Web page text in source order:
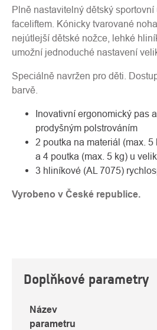
Plně nastavitelný dětský
faceliftem. Kónicky tvarované
nejútlejší dětské nožce, lehké
umožní jednoduché nastavení
Speciálně navržen pro děti.
barvě.
Inovativní ergonomický pas
prodyšným polstrováním
2 poutka na materiál (max.
a 4 poutka (max. 5 kg) u
3 hliníkové (AL 7075)
Vyrobeno v České republice.
Doplňkové parametry
Název
parametru